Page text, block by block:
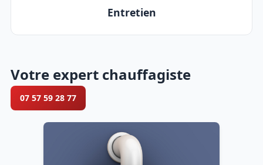
Entretien
Votre expert chauffagiste
07 57 59 28 77